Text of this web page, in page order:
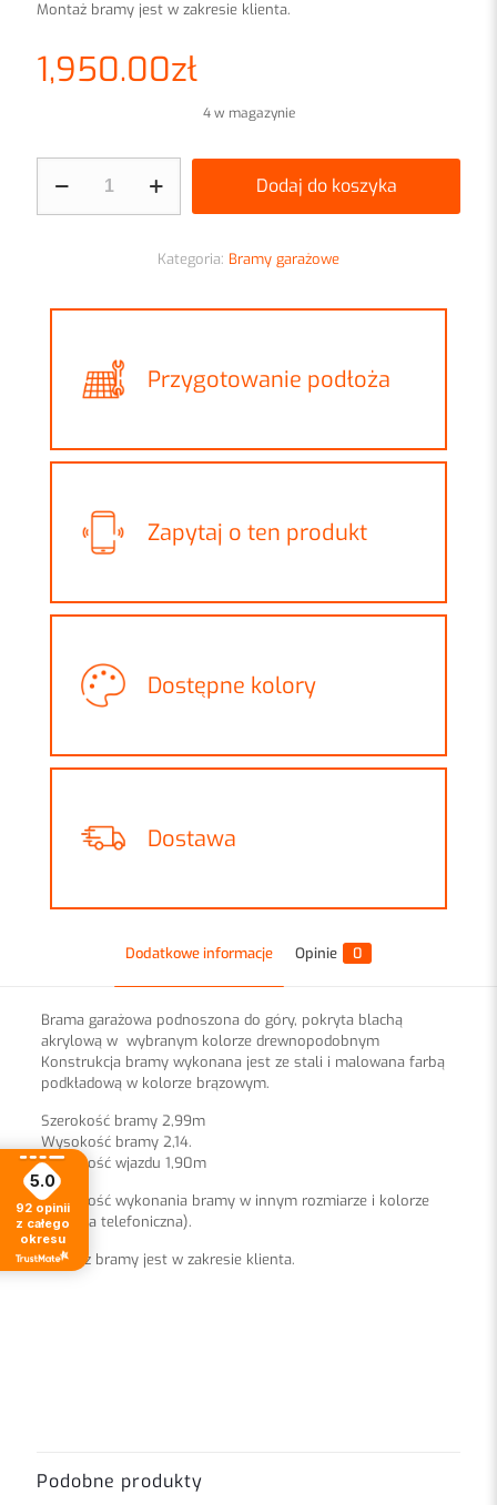
Montaż bramy jest w zakresie klienta.
1,950.00zł
4 w magazynie
Brama
Dodaj do koszyka
Kategoria: Bramy garażowe
Przygotowanie podłoża
Zapytaj o ten produkt
Dostępne kolory
Dostawa
Dodatkowe informacje Opinie 0
Brama garażowa podnoszona do góry, pokryta blachą
akrylową w wybranym kolorze drewnopodobnym
Konstrukcja bramy wykonana jest ze stali i malowana farbą
podkładową w kolorze brązowym.
Szerokość bramy 2,99m
Wysokość bramy 2,14.
Wysokość wjazdu 1,90m
Możliwość wykonania bramy w innym rozmiarze i kolorze
(wycena telefoniczna).
Montaż bramy jest w zakresie klienta.
garażowa uchylna drewnopodobna”
Podobne produkty
5.0
92 opinii
z całego
okresu